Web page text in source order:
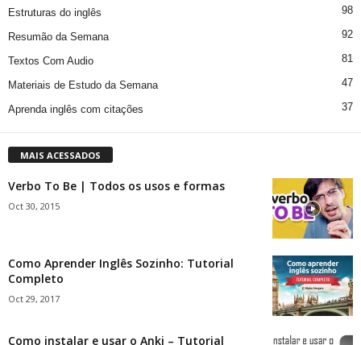
Estruturas do inglês 98
Resumão da Semana 92
Textos Com Audio 81
Materiais de Estudo da Semana 47
Aprenda inglês com citações 37
MAIS ACESSADOS
Verbo To Be | Todos os usos e formas
Oct 30, 2015
Como Aprender Inglês Sozinho: Tutorial
Completo
Oct 29, 2017
Como instalar e usar o Anki – Tutorial